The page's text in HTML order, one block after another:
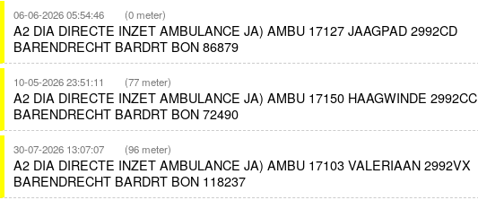
06-06-2026 05:54:46 (0 meter)
A2 DIA DIRECTE INZET AMBULANCE JA) AMBU 17127 JAAGPAD 2992CD
BARENDRECHT BARDRT BON 86879
10-05-2026 23:51:11 (77 meter)
A2 DIA DIRECTE INZET AMBULANCE JA) AMBU 17150 HAAGWINDE 2992CC
BARENDRECHT BARDRT BON 72490
30-07-2026 13:07:07 (96 meter)
A2 DIA DIRECTE INZET AMBULANCE JA) AMBU 17103 VALERIAAN 2992VX
BARENDRECHT BARDRT BON 118237